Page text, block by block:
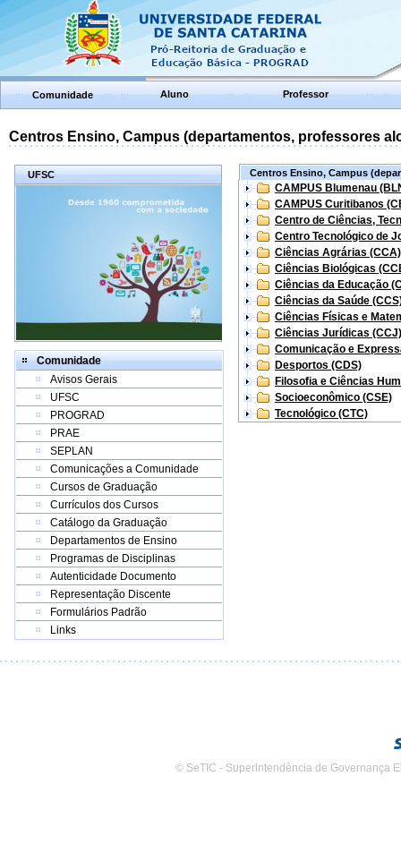
Comunidade Aluno Professor
Centros Ensino, Campus (departamentos, professores
UFSC
Comunidade
Avisos Gerais
UFSC
PROGRAD
PRAE
SEPLAN
Comunicações a Comunidade
Cursos de Graduação
Currículos dos Cursos
Catálogo da Graduação
Departamentos de Ensino
Programas de Disciplinas
Autenticidade Documento
Representação Discente
Formulários Padrão
Links
Centros Ensino, Campus
CAMPUS Blumenau
CAMPUS Curitibanos
Centro de Ciências,
Centro Tecnológico de
Ciências Agrárias (CCA)
Ciências Biológicas
Ciências da Educação
Ciências da Saúde
Ciências Físicas e
Ciências Jurídicas (CCJ)
Comunicação e
Desportos (CDS)
Filosofia e Ciências
Socioeconômico (CSE)
Tecnológico (CTC)
© SeTIC - Superintendência de Governança